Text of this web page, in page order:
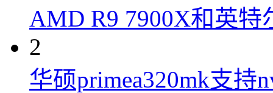
AMD R9 7900X和英特
2
华硕primea320mk支持